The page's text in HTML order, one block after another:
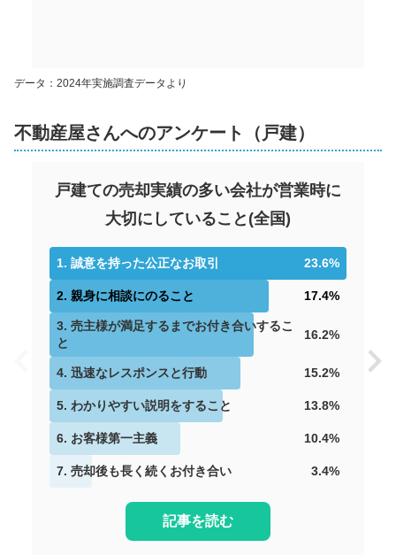
データ：2024年実施調査データより
不動産屋さんへのアンケート（戸建）
戸建ての売却実績の多い会社が営業時に
大切にしていること (全国)
1. 誠意を持った公正なお取引 23.6%
2. 親身に相談にのること 17.4%
3. 売主様が満足するまでお付き合いするこ
と
16.2%
4. 迅速なレスポンスと行動 15.2%
5. わかりやすい説明をすること 13.8%
6. お客様第一主義 10.4%
7. 売却後も長く続くお付き合い 3.4%
記事を読む